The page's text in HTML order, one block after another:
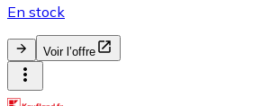
En stock
Voir l’offre